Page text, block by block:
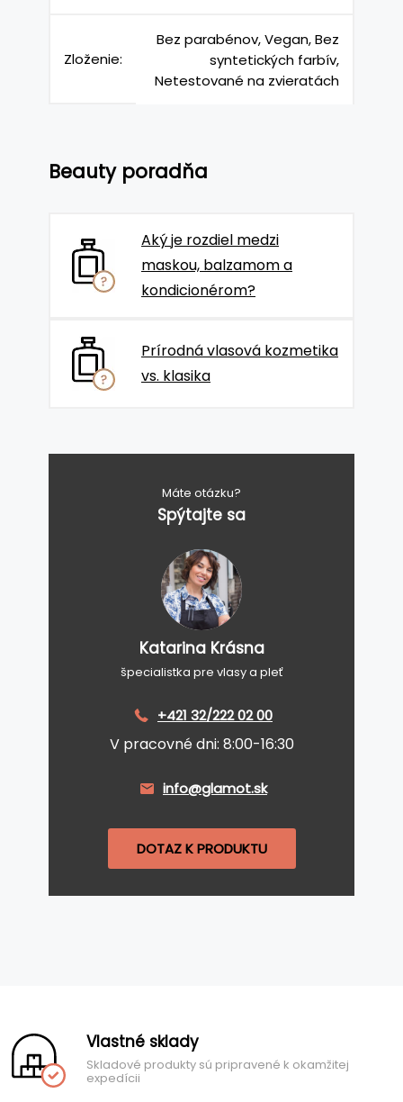
Zloženie:
Bez parabénov, Vegan, Bez
syntetických farbív,
Netestované na zvieratách
Beauty poradňa
Aký je rozdiel medzi
maskou, balzamom a
kondicionérom?
Prírodná vlasová kozmetika
vs. klasika
Máte otázku?
Spýtajte sa
Katarina Krásna
špecialistka pre vlasy a pleť
+421 32/222 02 00
V pracovné dni: 8:00-16:30
info@glamot.sk
DOTAZ K PRODUKTU
Vlastné sklady
Skladové produkty sú pripravené k okamžitej
expedícii